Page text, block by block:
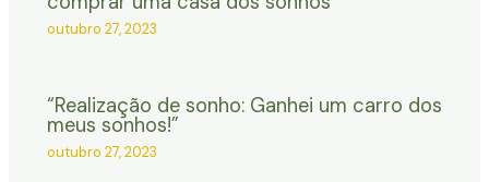
outubro 27, 2023
“Realização de sonho: Ganhei um carro dos
meus sonhos!”
outubro 27, 2023